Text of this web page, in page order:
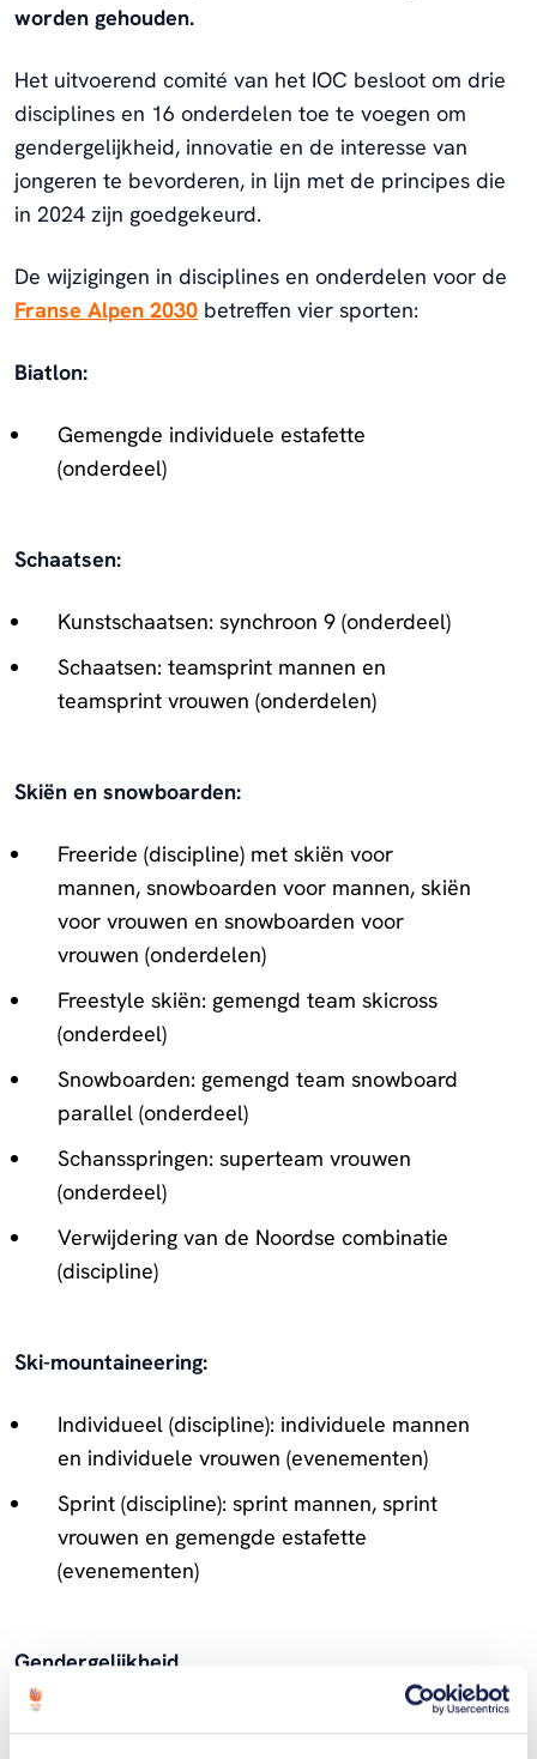
worden gehouden.
Het uitvoerend comité van het IOC besloot om drie
disciplines en 16 onderdelen toe te voegen om
gendergelijkheid, innovatie en de interesse van
jongeren te bevorderen, in lijn met de principes die
in 2024 zijn goedgekeurd.
De wijzigingen in disciplines en onderdelen voor de
Franse Alpen 2030 betreffen vier sporten:
Biatlon:
Gemengde individuele estafette
(onderdeel)
Schaatsen:
Kunstschaatsen: synchroon 9 (onderdeel)
Schaatsen: teamsprint mannen en
teamsprint vrouwen (onderdelen)
Skiën en snowboarden:
Freeride (discipline) met skiën voor
mannen, snowboarden voor mannen, skiën
voor vrouwen en snowboarden voor
vrouwen (onderdelen)
Freestyle skiën: gemengd team skicross
(onderdeel)
Snowboarden: gemengd team snowboard
parallel (onderdeel)
Schansspringen: superteam vrouwen
(onderdeel)
Verwijdering van de Noordse combinatie
(discipline)
Ski-mountaineering:
Individueel (discipline): individuele mannen
en individuele vrouwen (evenementen)
Sprint (discipline): sprint mannen, sprint
vrouwen en gemengde estafette
(evenementen)
Gendergelijkheid
De deelnemersquota zijn ook aangepast voor